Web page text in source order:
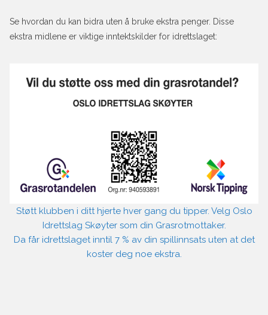
Se hvordan du kan bidra uten å bruke ekstra penger. Disse
ekstra midlene er viktige inntektskilder for idrettslaget:
Støtt klubben i ditt hjerte hver gang du tipper. Velg Oslo
Idrettslag Skøyter som din Grasrotmottaker.
Da får idrettslaget inntil 7 % av din spillinnsats uten at det
koster deg noe ekstra.